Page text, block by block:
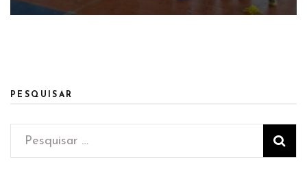
PESQUISAR
Pesquisar
por: